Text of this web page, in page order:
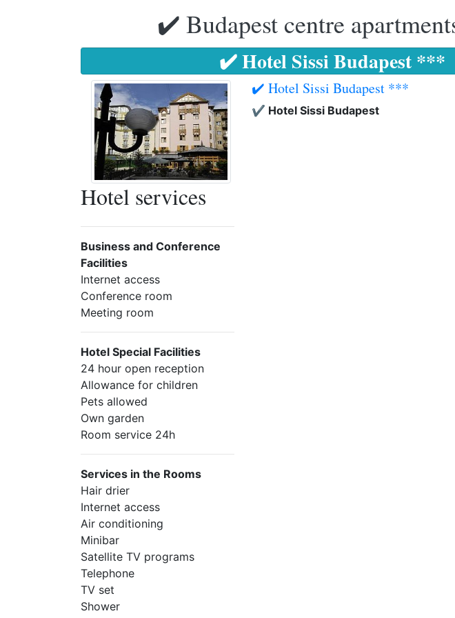
✔️ Budapest centre
✔️ Hotel Sissi Budapest ***
✔️ Hotel Sissi Budapest ***
✔️ Hotel Sissi Budapest
Hotel services
Business and Conference
Facilities
Internet access
Conference room
Meeting room
Hotel Special Facilities
24 hour open reception
Allowance for children
Pets allowed
Own garden
Room service 24h
Services in the Rooms
Hair drier
Internet access
Air conditioning
Minibar
Satellite TV programs
Telephone
TV set
Shower